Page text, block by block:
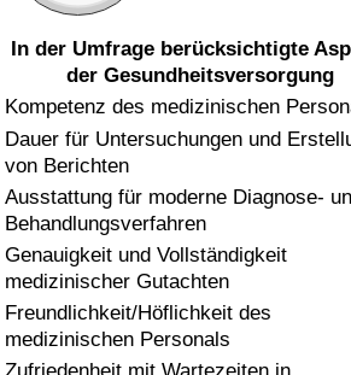
In der Umfrage berücksichtigte
der Gesundheitsversorgung
Kompetenz des medizinischen
Dauer für Untersuchungen und
von Berichten
Ausstattung für moderne Diagnose-
Behandlungsverfahren
Genauigkeit und Vollständigkeit
medizinischer Gutachten
Freundlichkeit/Höflichkeit des
medizinischen Personals
in Akaba
Kriminalität
Kriminalitäts-Index (aktuell)
Kriminalitäts-Index
Kriminalitätsindex nach Land
Gesundheitsversorgung
Gesundheitsversorgungs-Index